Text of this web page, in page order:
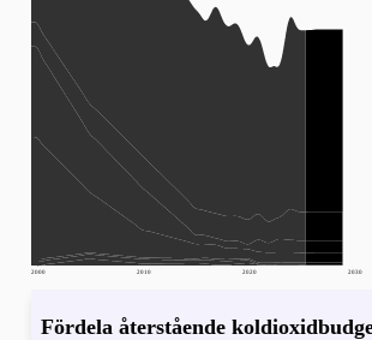
2000 2010 2020 2030
Fördela återstående